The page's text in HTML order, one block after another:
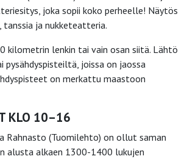
joka sopii koko perheelle! Näytös
tanssia ja nukketeatteria.
kilometrin lenkin tai vain osan siitä. Lähtö
joissa on jaossa
on merkattu maastoon
KLO 10–16
Rahnasto (Tuomilehto) on ollut saman
alusta alkaen 1300-1400 lukujen